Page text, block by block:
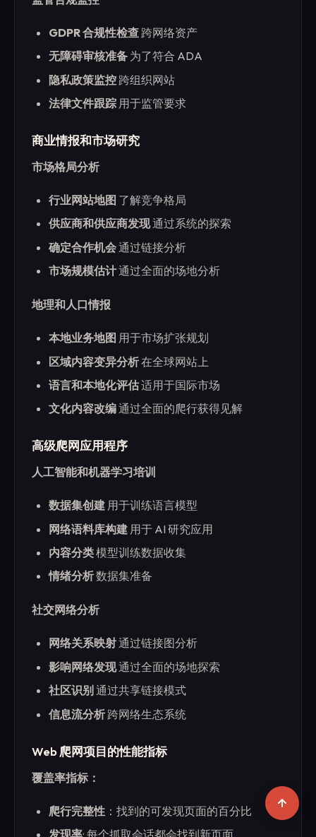
GDPR 合规性检查 跨网络资产
无障碍审核准备 为了符合 ADA
隐私政策监控 跨组织网站
法律文件跟踪 用于监管要求
商业情报和市场研究
市场格局分析
行业网站地图 了解竞争格局
供应商和供应商发现通过系统的探索
确定合作机会通过链接分析
市场规模估计通过全面的场地分析
地理和人口情报
本地业务地图 用于市场扩张规划
区域内容变异分析在全球网站上
语言和本地化评估适用于国际市场
文化内容改编通过全面的爬行获得见解
高级爬网应用程序
人工智能和机器学习培训
数据集创建 用于训练语言模型
网络语料库构建 用于 AI 研究应用
内容分类模型训练数据收集
情绪分析数据集准备
社交网络分析
网络关系映射通过链接图分析
影响网络发现通过全面的场地探索
社区识别 通过共享链接模式
信息流分析 跨网络生态系统
Web 爬网项目的性能指标
覆盖率指标：
爬行完整性 ：找到的可发现页面的百分比